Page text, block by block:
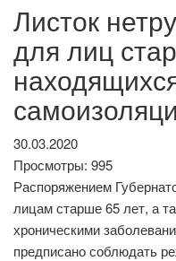
Листок
для лиц
30.03.2020
Просмотры: 995
Распоряжением
лицам старше 65 лет, а
хроническими
предписано соблюдать